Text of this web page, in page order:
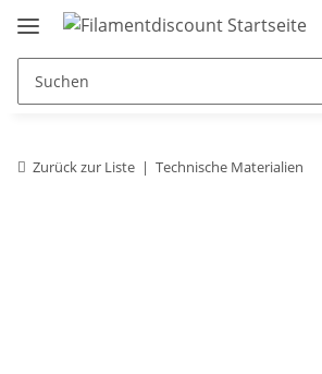
Zurück zur Liste Technische Materialien